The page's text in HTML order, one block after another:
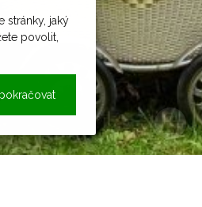
stránky, jaký
povolit,